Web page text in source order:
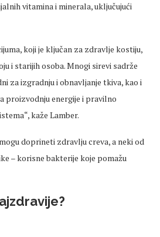
vitamina i minerala, uključujući
koji je ključan za zdravlje kostiju,
i starijih osoba. Mnogi sirevi sadrže
za izgradnju i obnavljanje tkiva, kao i
proizvodnju energije i pravilno
kaže Lamber.
doprineti zdravlju creva, a neki od
– korisne bakterije koje pomažu